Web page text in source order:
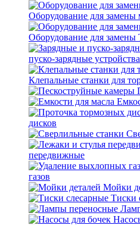
Оборудование для
Оборудование для замены
пуско-зарядные устройства
Клепальные станки для
дисков
передвижные
газов
Мойки
Тиски